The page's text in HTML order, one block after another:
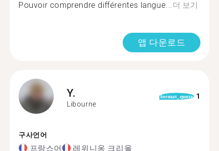
Pouvoir comprendre différentes langue...더 보기
앱 다운로드
Y.
Libourne
format_quote 1
구사언어
프랑스어 레위니옹 크리올